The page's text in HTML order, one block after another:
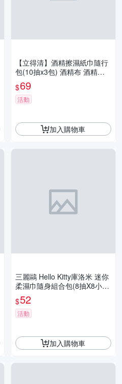
【立得清】酒精擦濕紙巾隨行
包(10抽x3包) 酒精布 酒精濕
巾 清潔抗菌 擦拭無水痕
$69
活動
加入購物車
三麗鷗 Hello Kitty庫洛米 迷你
柔濕巾隨身組合包(8抽X8小
包) 濕紙巾 濕巾 正版授權 口
袋輕巧方便
$52
活動
加入購物車